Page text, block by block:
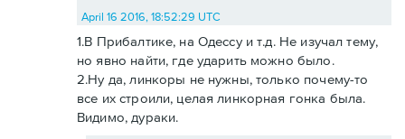
April 16 2016, 18:52:29 UTC
1.В Прибалтике, на Одессу и т.д. Не изучал тему,
но явно найти, где ударить можно было.
2.Ну да, линкоры не нужны, только почему-то
все их строили, целая линкорная гонка была.
Видимо, дураки.